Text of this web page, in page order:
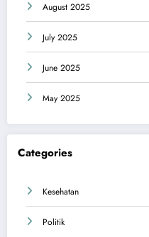
August 2025
July 2025
June 2025
May 2025
Categories
Kesehatan
Politik